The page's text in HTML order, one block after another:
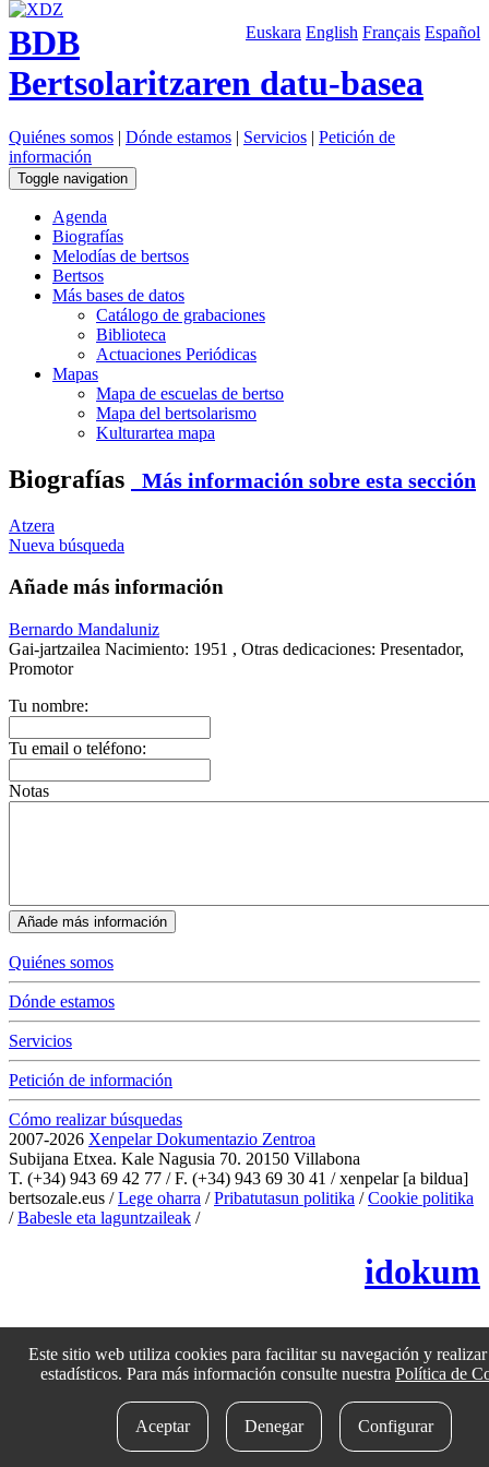
Euskara English Français Español
BDB
Bertsolaritzaren datu-basea
Quiénes somos | Dónde estamos | Servicios | Petición de
información
Toggle navigation
Agenda
Biografías
Melodías de bertsos
Bertsos
Más bases de datos
Catálogo de grabaciones
Biblioteca
Actuaciones Periódicas
Mapas
Mapa de escuelas de bertso
Mapa del bertsolarismo
Kulturartea mapa
Biografías Más información sobre esta sección
Atzera
Nueva búsqueda
Añade más información
Bernardo Mandaluniz
Gai-jartzailea Nacimiento: 1951 , Otras dedicaciones: Presentador,
Promotor
Tu nombre:
Tu email o teléfono:
Notas
Quiénes somos
Dónde estamos
Servicios
Petición de información
Cómo realizar búsquedas
2007-2026 Xenpelar Dokumentazio Zentroa
Subijana Etxea. Kale Nagusia 70. 20150 Villabona
T. (+34) 943 69 42 77 / F. (+34) 943 69 30 41 / xenpelar [a bildua]
bertsozale.eus /Lege oharra /Pribatutasun politika /Cookie politika
/Babesle eta laguntzaileak /
idokum
Este sitio web utiliza cookies para facilitar su navegación y realizar
estadísticos. Para más información consulte nuestra Política de
Aceptar Denegar Configurar